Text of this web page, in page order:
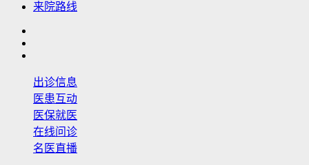
来院路线
出诊信息
医患互动
医保就医
在线问诊
名医直播